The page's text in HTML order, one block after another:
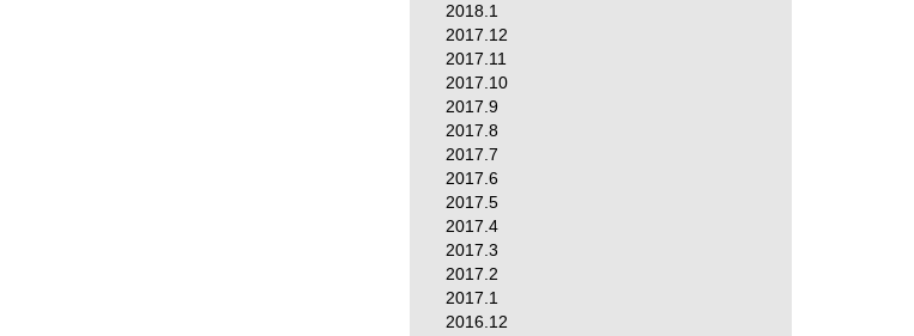
2018.1
2017.12
2017.11
2017.10
2017.9
2017.8
2017.7
2017.6
2017.5
2017.4
2017.3
2017.2
2017.1
2016.12